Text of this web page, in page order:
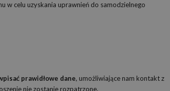
w celu uzyskania uprawnień do samodzielnego
prawidłowe dane, umożliwiające nam kontakt z
nie zostanie rozpatrzone.